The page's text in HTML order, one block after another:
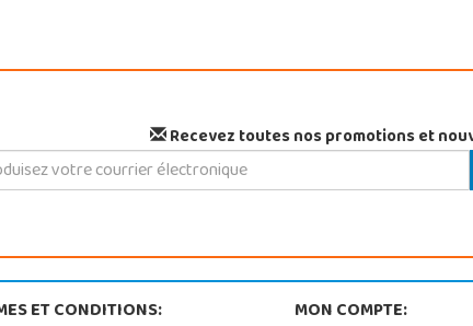
Recevez toutes nos promotions et
ET CONDITIONS:
MON COMPTE: